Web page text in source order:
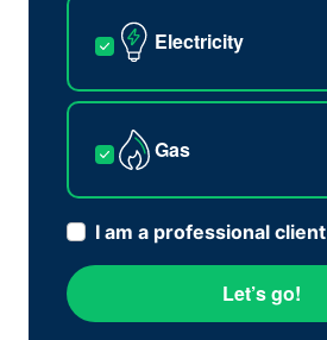
Electricity
Gas
I am a professional client
Let’s go!